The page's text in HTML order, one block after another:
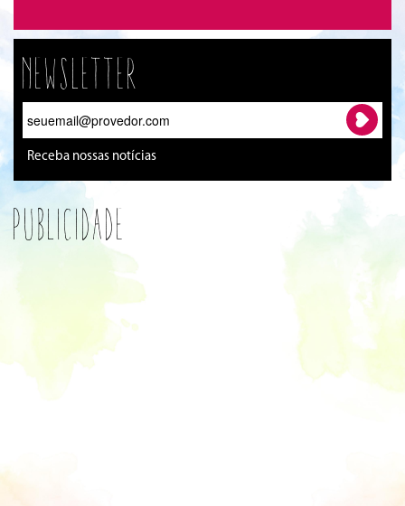
Newsletter
Receba nossas notícias
Publicidade